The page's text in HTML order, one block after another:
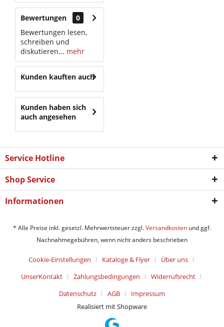
Bewertungen
0
Bewertungen lesen,
schreiben und
diskutieren... mehr
Kunden kauften auch
Kunden haben sich
auch angesehen
Service Hotline
Shop Service
Informationen
* Alle Preise inkl. gesetzl. Mehrwertsteuer zzgl.Versandkosten und ggf.
Nachnahmegebühren, wenn nicht anders beschrieben
Cookie-Einstellungen Kataloge & Flyer
Über uns
UnserKontakt
Zahlungsbedingungen
Widerrufsrecht
Datenschutz
AGB
Impressum
Realisiert mit Shopware